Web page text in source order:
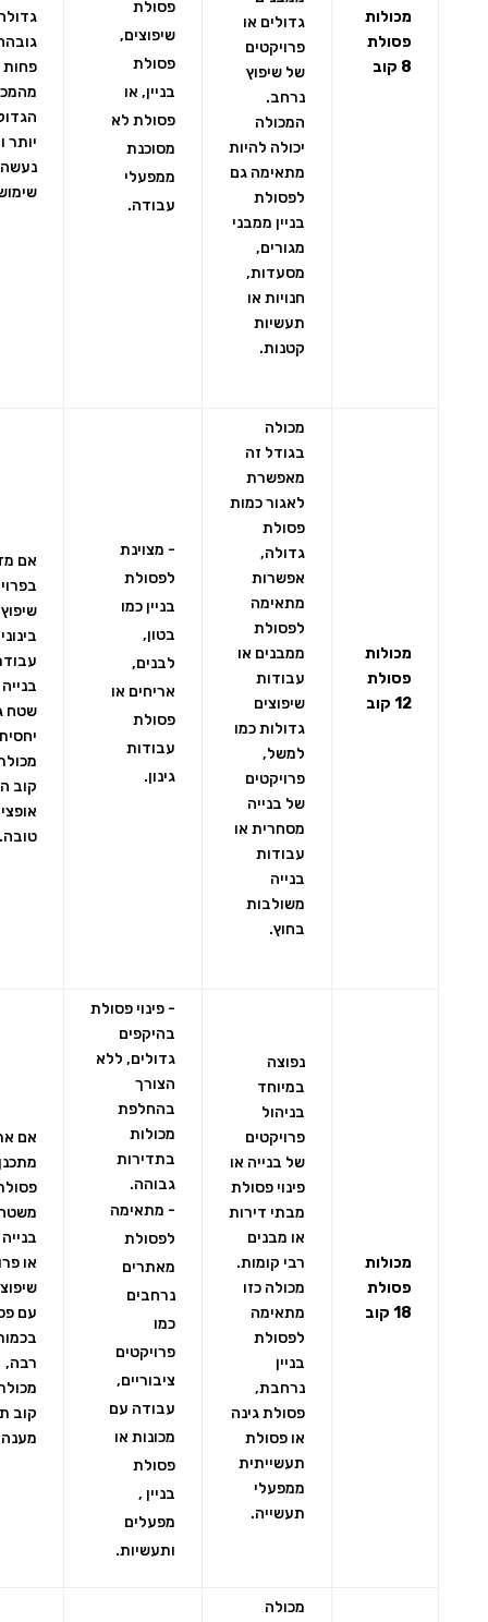
מכולות
פסולת
8 קוב
גדולים או
פרויקטים
של שיפוץ
נרחב.
המכולה
יכולה להיות
מתאימה גם
לפסולת
בניין ממבני
מגורים,
מסעדות,
חנויות או
תעשיות
קטנות.
פסולת
שיפוצים,
פסולת
בניין, או
פסולת לא
מסוכנת
ממפעלי
עבודה.
פחות
יותר
מכולות
פסולת
12 קוב
מכולה
בגודל זה
מאפשרת
לאגור כמות
פסולת
גדולה,
אפשרות
מתאימה
לפסולת
ממבנים או
עבודות
שיפוצים
גדולות כמו
למשל,
פרויקטים
של בנייה
מסחרית או
עבודות
בנייה
משולבות
בחוץ.
- מצוינת
לפסולת
בניין כמו
בטון,
לבנים,
אריחים או
פסולת
עבודות
גינון.
אם
שיפוץ
שטח
קוב
מכולות
פסולת
18 קוב
נפוצה
במיוחד
בניהול
פרויקטים
של בנייה או
פינוי פסולת
מבתי דירות
או מבנים
רבי קומות.
מכולה כזו
מתאימה
לפסולת
בניין
נרחבת,
פסולת גינה
או פסולת
תעשייתית
ממפעלי
תעשייה.
- פינוי פסולת
בהיקפים
גדולים, ללא
הצורך
בהחלפת
מכולות
בתדירות
גבוהה.
- מתאימה
לפסולת
מאתרים
נרחבים
כמו
פרויקטים
ציבוריים,
עבודה עם
מכונות או
פסולת
בניין ,
מפעלים
ותעשיות.
אם
או
עם
רבה,
קוב
מכולה